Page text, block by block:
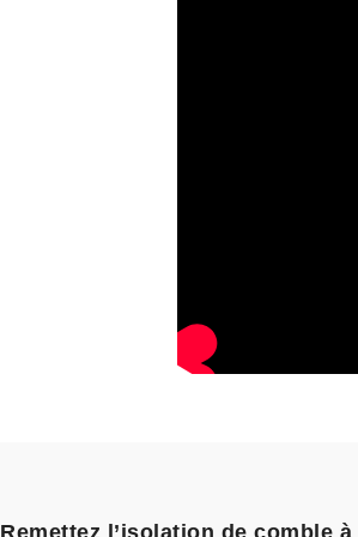
Remettez l’isolation de comble